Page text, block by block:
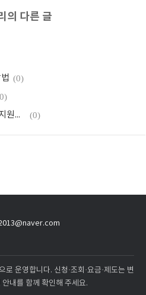
의 다른 글
(0)
버팀목 전세자금 대출 조건 및 지원대상 (0)
운영합니다. 신청·조회·요금·제도는 변
내를 함께 확인해 주세요.